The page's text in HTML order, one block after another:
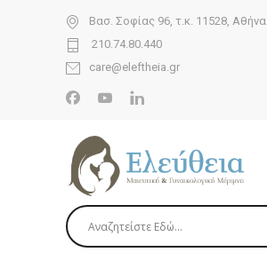
Βασ. Σοφίας 96, τ.κ. 11528, Αθήνα
210.74.80.440
care@eleftheia.gr